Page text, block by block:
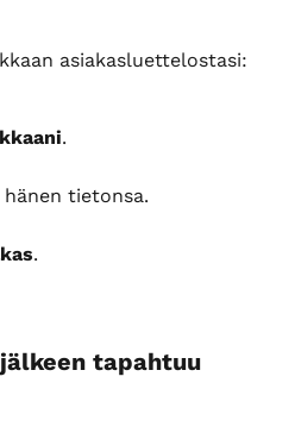
asiakasluettelostasi:
.
hänen tietonsa.
.
tapahtuu